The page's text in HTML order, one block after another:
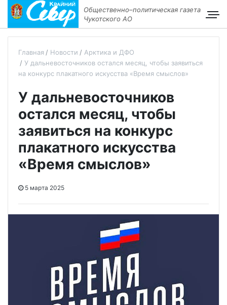
Общественно–политическая газета
Чукотского АО
Главная Новости
Арктика и ДФО
У дальневосточников остался месяц, чтобы заявиться
на конкурс плакатного искусства «Время смыслов»
У дальневосточников
остался месяц, чтобы
заявиться на конкурс
плакатного искусства
«Время смыслов»
5 марта 2025